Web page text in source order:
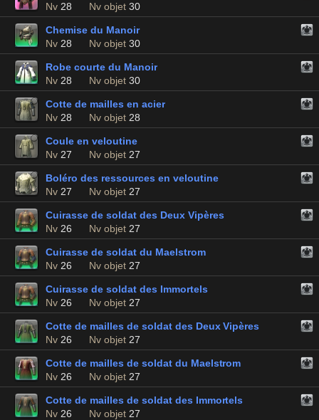
Nv 28 Nv objet 30
Chemise du Manoir
Nv 28 Nv objet 30
Robe courte du Manoir
Nv 28 Nv objet 30
Cotte de mailles en acier
Nv 28 Nv objet 28
Coule en veloutine
Nv 27 Nv objet 27
Boléro des ressources en veloutine
Nv 27 Nv objet 27
Cuirasse de soldat des Deux Vipères
Nv 26 Nv objet 27
Cuirasse de soldat du Maelstrom
Nv 26 Nv objet 27
Cuirasse de soldat des Immortels
Nv 26 Nv objet 27
Cotte de mailles de soldat des Deux Vipères
Nv 26 Nv objet 27
Cotte de mailles de soldat du Maelstrom
Nv 26 Nv objet 27
Cotte de mailles de soldat des Immortels
Nv 26 Nv objet 27